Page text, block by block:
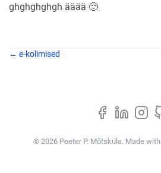
ghghghghgh ääää 🙂
← e-kolimised
© 2026 Peeter P. Mõtsküla. Made with